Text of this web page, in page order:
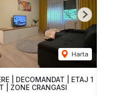
Harta
Next
| DECOMANDAT | ETAJ 1
| ZONE CRANGASI